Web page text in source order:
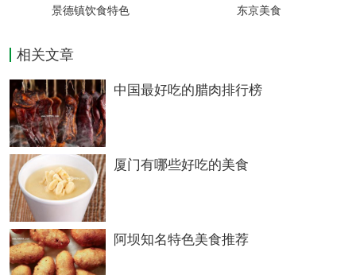
百乐城
黄海渔村
地址：开发区L区63号
电话：0415-3131888
元宝区
嘉豪商务酒店
地址：锦山大街87-2号
景德镇饮食特色 东京美食
相关文章
中国最好吃的腊肉排行榜
厦门有哪些好吃的美食
阿坝知名特色美食推荐